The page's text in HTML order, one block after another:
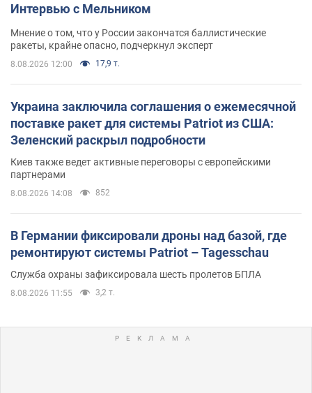
Интервью с Мельником
Мнение о том, что у России закончатся баллистические
ракеты, крайне опасно, подчеркнул эксперт
8.08.2026 12:00 17,9 т.
Украина заключила соглашения о ежемесячной
поставке ракет для системы Patriot из США:
Зеленский раскрыл подробности
Киев также ведет активные переговоры с европейскими
партнерами
8.08.2026 14:08 852
В Германии фиксировали дроны над базой, где
ремонтируют системы Patriot – Tagesschau
Служба охраны зафиксировала шесть пролетов БПЛА
8.08.2026 11:55 3,2 т.